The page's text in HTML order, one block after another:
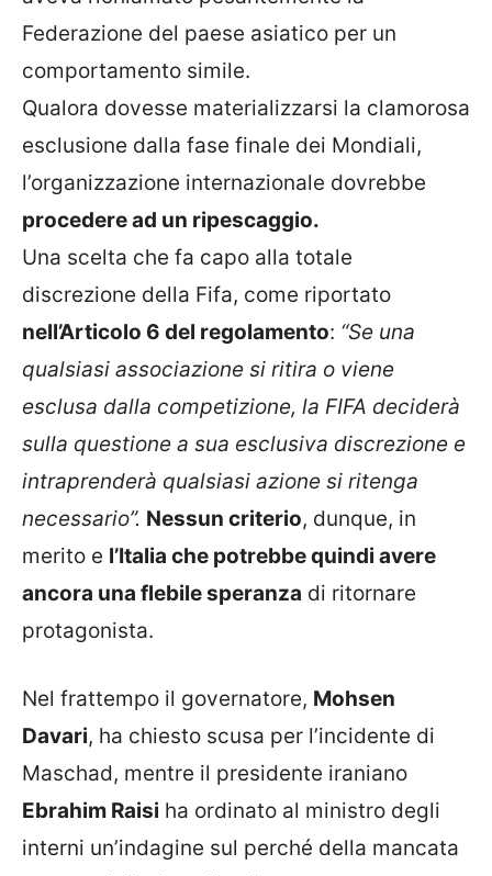
Federazione del paese asiatico per un
comportamento simile.
Qualora dovesse materializzarsi la clamorosa
esclusione dalla fase finale dei Mondiali,
l’organizzazione internazionale dovrebbe
procedere ad un ripescaggio.
Una scelta che fa capo alla totale
discrezione della Fifa, come riportato
nell’Articolo 6 del regolamento: “Se una
qualsiasi associazione si ritira o viene
esclusa dalla competizione, la FIFA deciderà
sulla questione a sua esclusiva discrezione e
intraprenderà qualsiasi azione si ritenga
necessario”. Nessun criterio, dunque, in
merito e l’Italia che potrebbe quindi avere
ancora una flebile speranza di ritornare
protagonista.
Nel frattempo il governatore, Mohsen
Davari, ha chiesto scusa per l’incidente di
Maschad, mentre il presidente iraniano
Ebrahim Raisi ha ordinato al ministro degli
interni un’indagine sul perché della mancata